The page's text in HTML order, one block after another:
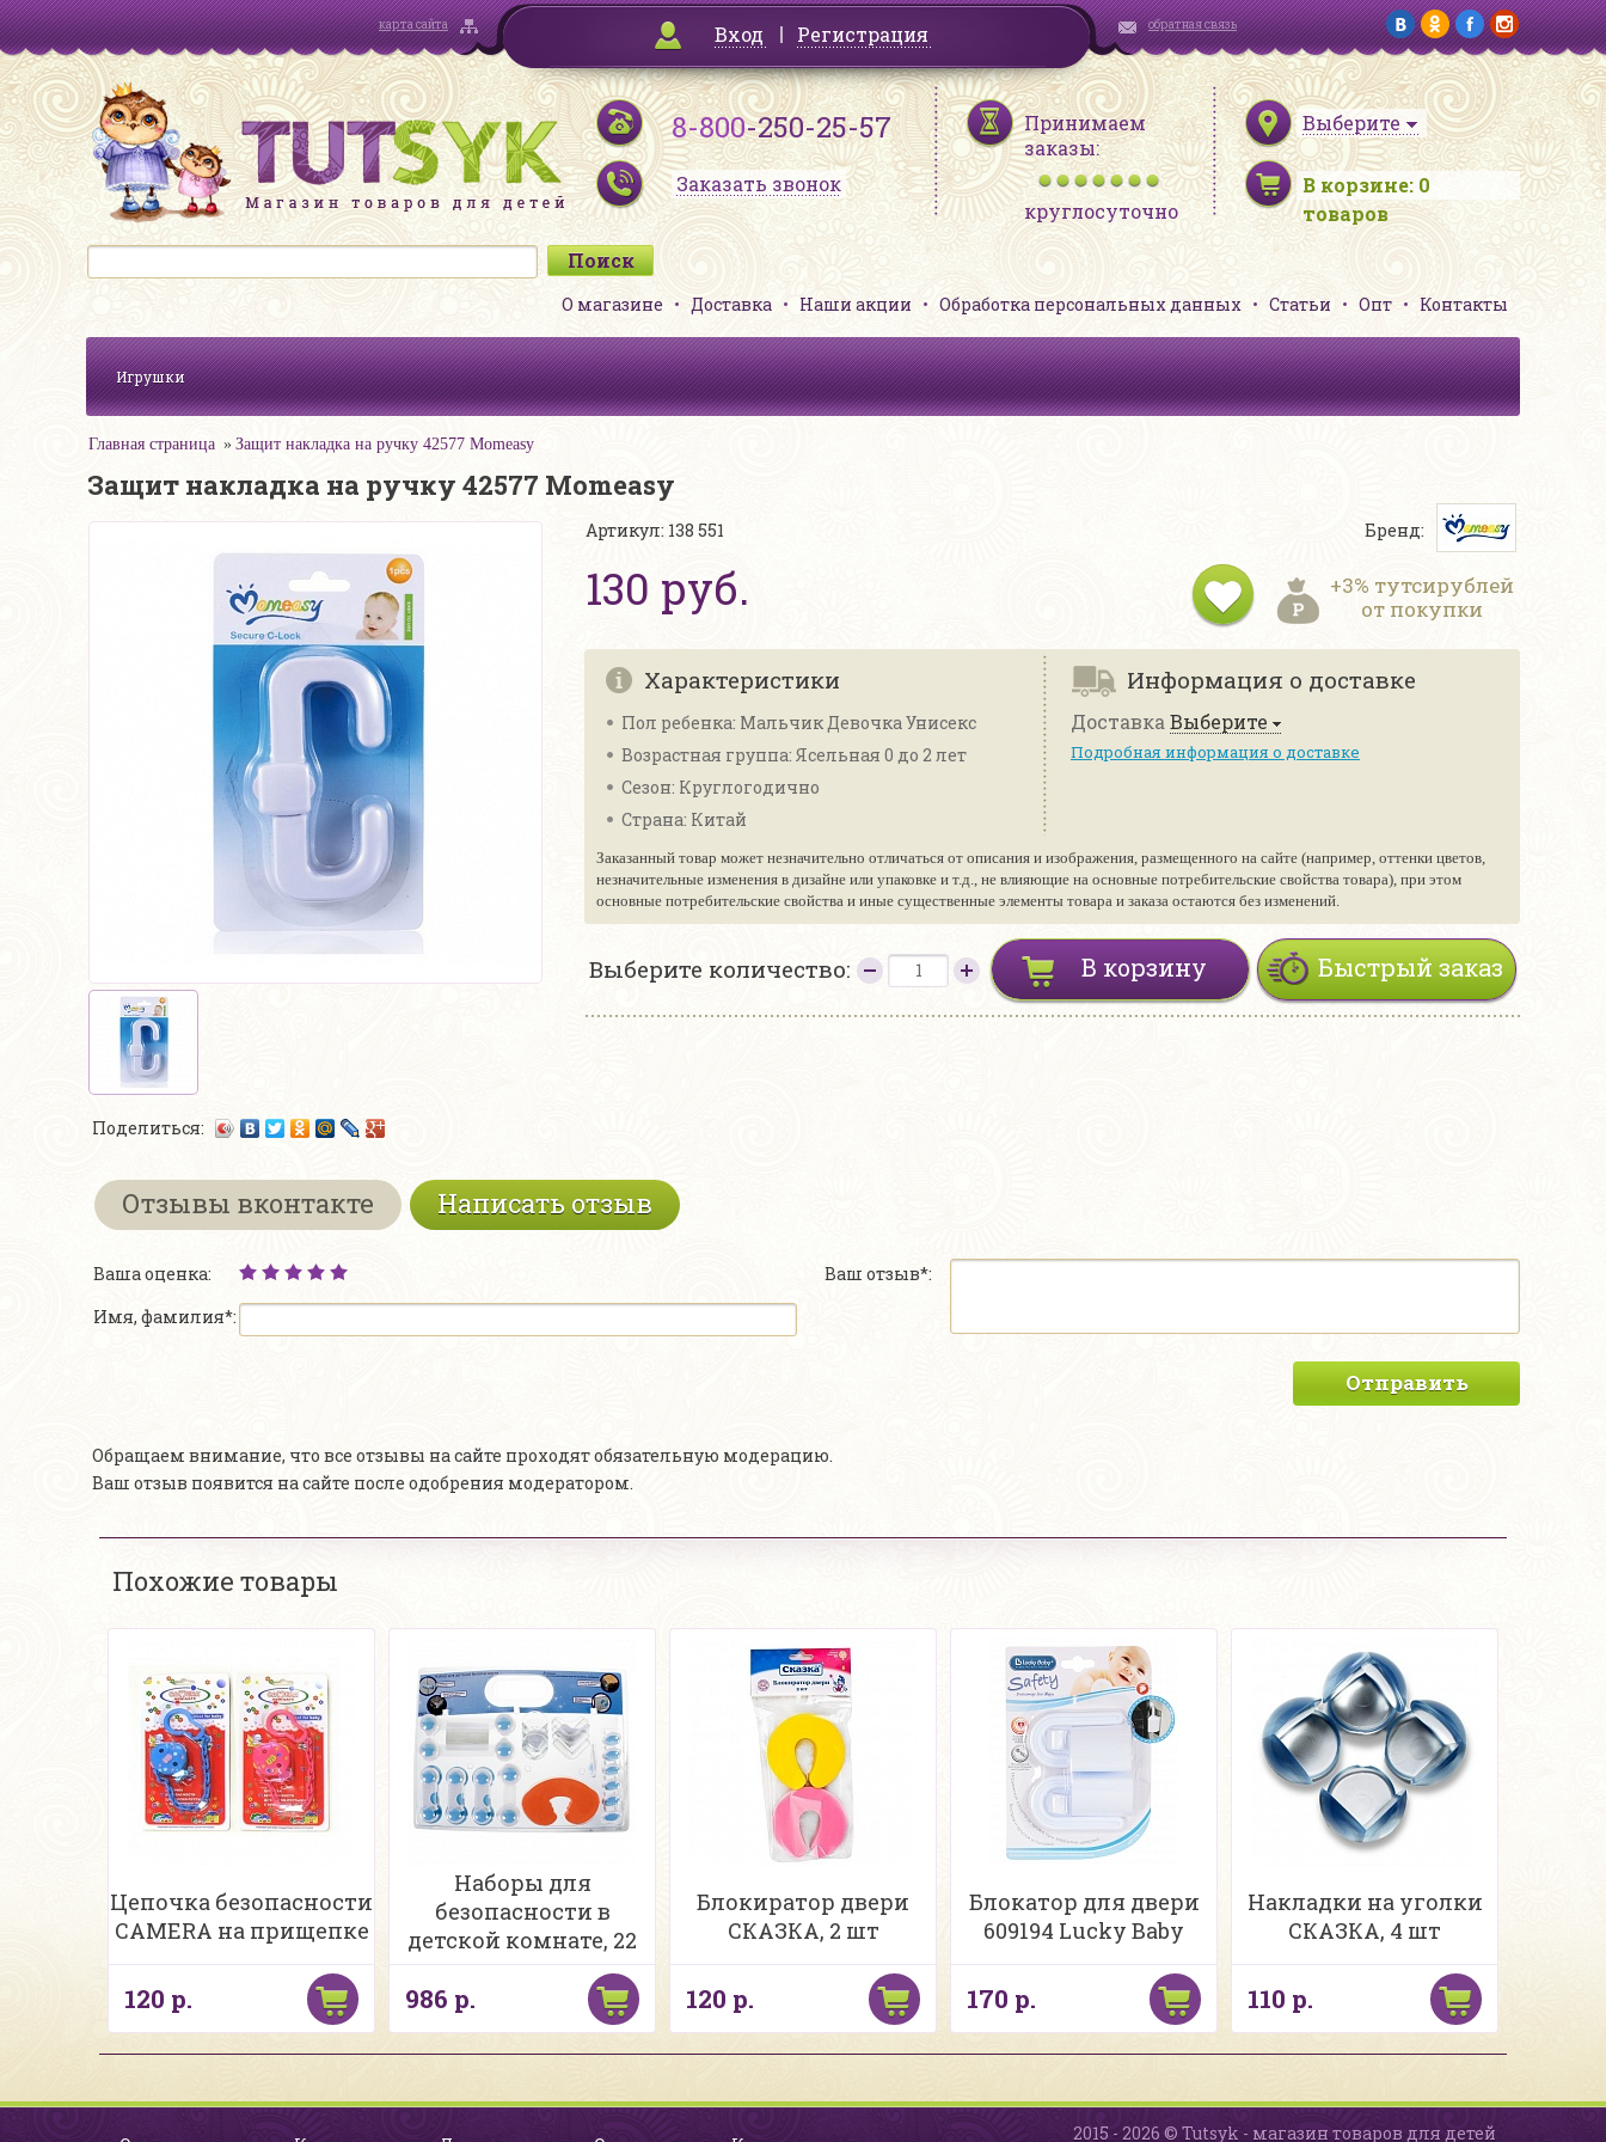
карта сайта Вход Регистрация обратная связь
8-800-250-25-57
Заказать звонок
Принимаем
заказы:
круглосуточно
Выберите
В корзине: 0
товаров
О магазине Доставка Наши акции Обработка персональных данных Статьи Опт Контакты
Игрушки
Главная страница Защит накладка на ручку 42577 Momeasy
Защит накладка на ручку 42577 Momeasy
Поделиться:
Артикул: 138 551
130 руб.
Бренд:
+3% тутсирублей
от покупки
Характеристики
Пол ребенка: Мальчик Девочка Унисекс
Возрастная группа: Ясельная 0 до 2 лет
Сезон: Круглогодично
Страна: Китай
Информация о доставке
Доставка Выберите
Подробная информация о доставке
Заказанный товар может незначительно отличаться от описания и изображения, размещенного на сайте (например, оттенки цветов,
незначительные изменения в дизайне или упаковке и т.д., не влияющие на основные потребительские свойства товара), при этом
основные потребительские свойства и иные существенные элементы товара и заказа остаются без изменений.
Выберите количество: Быстрый заказ
В корзину
Отзывы вконтакте Написать отзыв
Ваша оценка:
Имя, фамилия*:
Ваш отзыв*:
Отправить
Обращаем внимание, что все отзывы на сайте проходят обязательную модерацию.
Ваш отзыв появится на сайте после одобрения модератором.
Похожие товары
Цепочка безопасности
CAMERA на прищепке
120 р.
Наборы для
безопасности в
детской комнате, 22
предмета
986 р.
Блокиратор двери
СКАЗКА, 2 шт
120 р.
Блокатор для двери
609194 Lucky Baby
170 р.
Накладки на уголки
СКАЗКА, 4 шт
110 р.
2015 - 2026 © Tutsyk - магазин товаров для детей